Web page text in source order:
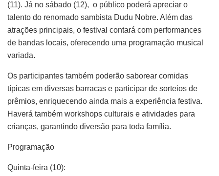
(11). Já no sábado (12), o público poderá apreciar o
talento do renomado sambista Dudu Nobre. Além das
atrações principais, o festival contará com performances
de bandas locais, oferecendo uma programação musical
variada.
Os participantes também poderão saborear comidas
típicas em diversas barracas e participar de sorteios de
prêmios, enriquecendo ainda mais a experiência festiva.
Haverá também workshops culturais e atividades para
crianças, garantindo diversão para toda família.
Programação
Quinta-feira (10):